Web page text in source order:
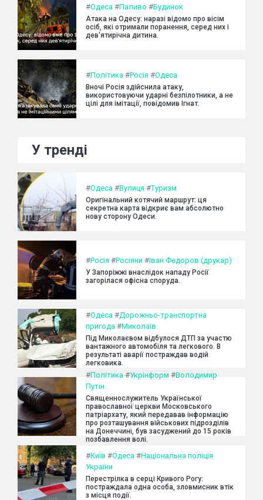
#Одеса #Паливо #Будинок
Атака на Одесу: наразі відомо про вісім
осіб, які отримали поранення, серед них і
дев'ятирічна дитина.
#Політика #Росія #Одеса
Вночі Росія здійснила атаку,
використовуючи ударні безпілотники, а не
цілі для імітації, повідомив Ігнат.
У тренді
#Одеса #Вулиця #Туризм
Оригінальний котячий маршрут: ця
секретна карта відкриє вам абсолютно
нову сторону Одеси.
#Росія #Росіяни #Іван Федоров (друкар)
У Запоріжжі внаслідок нападу Росії
загорілася офісна споруда.
#Одеса #Дорожньо-транспортна
пригода #Миколаїв
Під Миколаєвом відбулося ДТП за участю
вантажного автомобіля та легкового. В
результаті аварії постраждав водій
легковика.
#Політика #Укрінформ #Володимир
Путін
Священнослужитель Української
православної церкви Московського
патріархату, який передавав інформацію
про розташування військових підрозділів
на Донеччині, був засуджений до 15 років
позбавлення волі.
#Київ #Одеса #Національна поліція
України
Перестрілка в серці Кривого Рогу:
постраждала одна особа, зловмисник втік
з місця події.